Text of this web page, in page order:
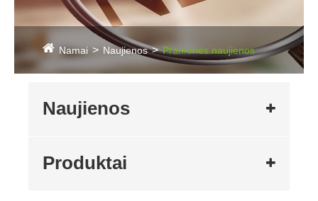
Namai Naujienos Pramonės naujienos
Naujienos
Produktai